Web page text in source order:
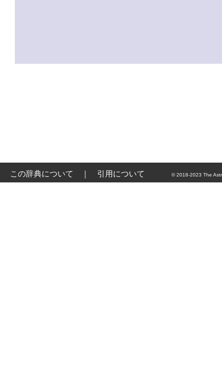
この辞典について 引用について © 2018-2023 The